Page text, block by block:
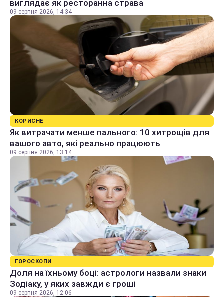
виглядає як ресторанна страва
09 серпня 2026, 14:34
КОРИСНЕ
Як витрачати менше пального: 10 хитрощів для
вашого авто, які реально працюють
09 серпня 2026, 13:14
ГОРОСКОПИ
Доля на їхньому боці: астрологи назвали знаки
Зодіаку, у яких завжди є гроші
09 серпня 2026, 12:06